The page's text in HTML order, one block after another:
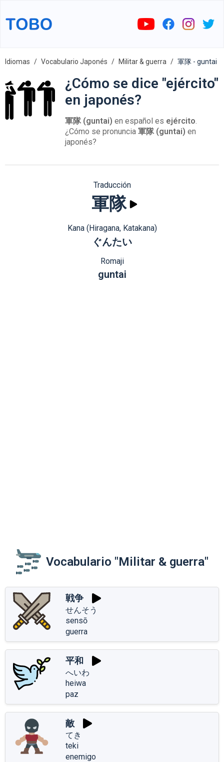
Idiomas Vocabulario Japonés Militar & guerra 軍隊 - guntai
¿Cómo se dice "ejército"
en japonés?
軍隊 (guntai) en español es ejército.
¿Cómo se pronuncia 軍隊 (guntai) en
japonés?
Traducción
軍隊
Kana (Hiragana, Katakana)
ぐんたい
Romaji
guntai
Vocabulario "Militar & guerra"
戦争
せんそう
sensō
guerra
平和
へいわ
heiwa
paz
敵
てき
teki
enemigo